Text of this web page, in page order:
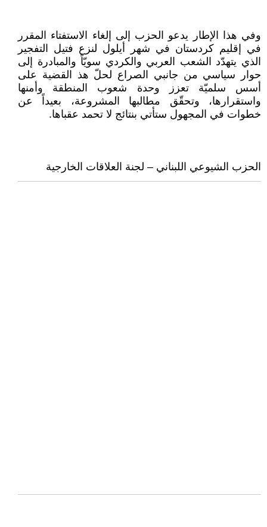
وفي هذا الإطار يدعو الحزب إلى إلغاء الاستفتاء المقرر
في إقليم كردستان في شهر أيلول لنزع فتيل التفجير
الذي يتهدّد الشعب العربي والكردي سويّاً والمبادرة إلى
حوار سياسي من جانبي الصراع لحلّ هذ القضية على
أسس سلميّة تعزز وحدة شعوب المنطقة وأمنها
واستقرارها، وتحقّق مطالبها المشروعة، بعيداً عن
خطوات في المجهول ستأتي بنتائج لا تحمد عقباها.
الحزب الشيوعي اللبناني – لجنة العلاقات الخارجية